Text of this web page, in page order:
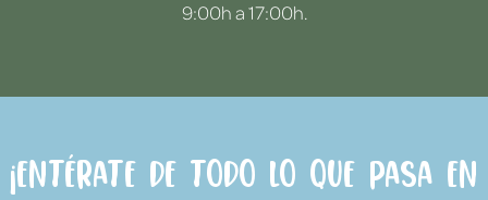
9:00h a 17:00h.
¡Entérate de todo lo que pasa en